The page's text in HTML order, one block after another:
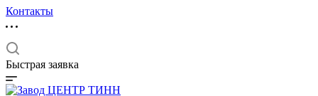
Контакты
Быстрая заявка